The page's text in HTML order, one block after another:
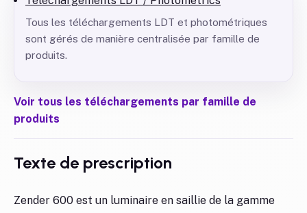
Tous les téléchargements LDT et photométriques
sont gérés de manière centralisée par famille de
produits.
Voir tous les téléchargements par famille de
produits
Texte de prescription
Zender 600 est un luminaire en saillie de la gamme